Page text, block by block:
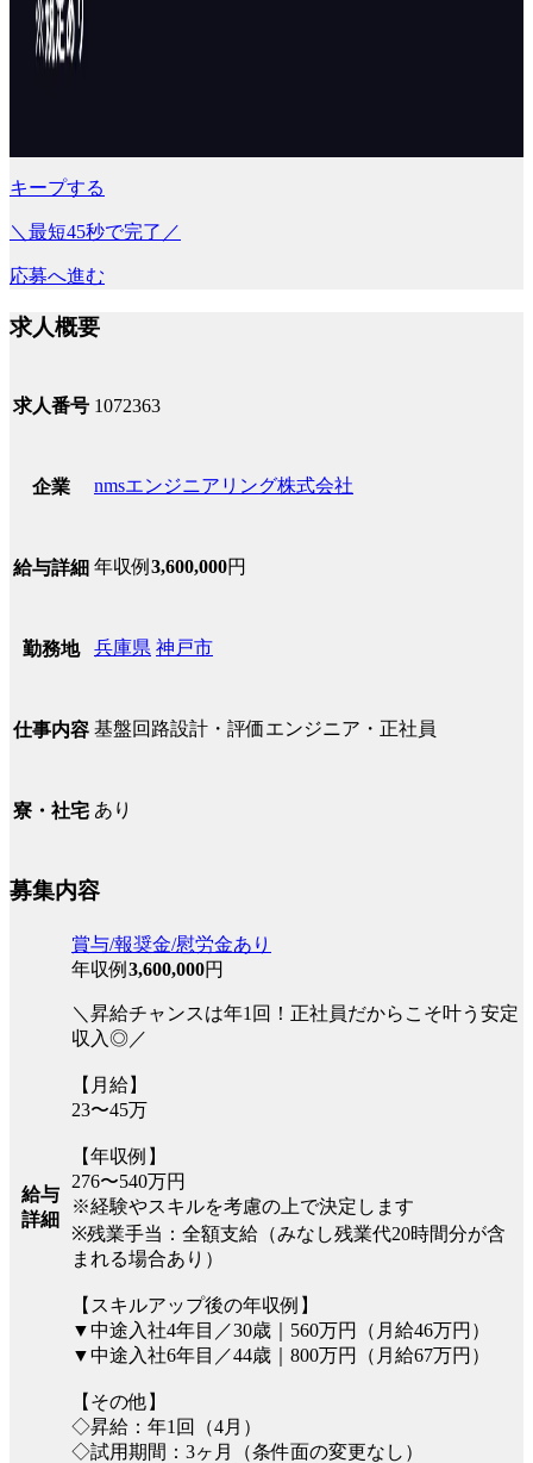
キープする
＼最短45秒で完了／
応募へ進む
求人概要
求人番号 1072363
企業 nmsエンジニアリング株式会社
給与詳細 年収例 3,600,000円
勤務地 兵庫県 神戸市
仕事内容 基盤回路設計・評価エンジニア・正社員
寮・社宅 あり
募集内容
給与
詳細
賞与/報奨金/慰労金あり
年収例 3,600,000円
＼昇給チャンスは年1回！正社員だからこそ叶う安定
収入◎／
【月給】
23〜45万
【年収例】
276〜540万円
※経験やスキルを考慮の上で決定します
※残業手当：全額支給（みなし残業代20時間分が含
まれる場合あり）
【スキルアップ後の年収例】
▼中途入社4年目／30歳｜560万円（月給46万円）
▼中途入社6年目／44歳｜800万円（月給67万円）
【その他】
◇昇給：年1回（4月）
◇試用期間：3ヶ月（条件面の変更なし）